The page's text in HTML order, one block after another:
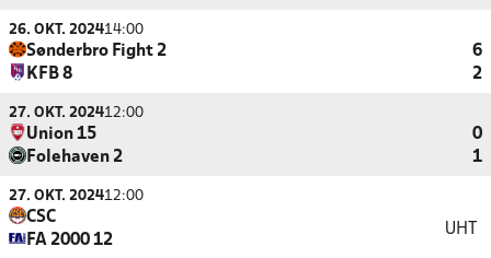
26. OKT. 202414:00
Sønderbro Fight 2
6
KFB 8
2
27. OKT. 202412:00
Union 15
0
Folehaven 2
1
27. OKT. 202412:00
CSC
FA 2000 12
UHT